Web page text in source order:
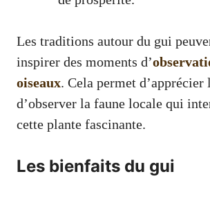
Les traditions autour du gui
inspirer des moments d’
oiseaux. Cela permet d’apprécier
d’observer la faune locale qui
cette plante fascinante.
Les bienfaits du gui